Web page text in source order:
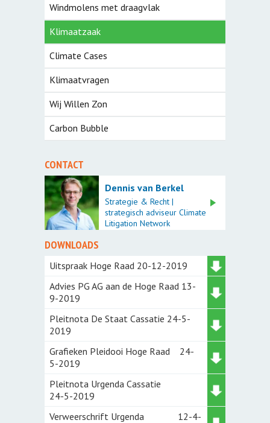
Windmolens met draagvlak
Klimaatzaak
Climate Cases
Klimaatvragen
Wij Willen Zon
Carbon Bubble
CONTACT
Dennis van Berkel
Strategie & Recht |
strategisch adviseur Climate
Litigation Network
DOWNLOADS
Uitspraak Hoge Raad 20-12-2019
Advies PG AG aan de Hoge Raad 13-
9-2019
Pleitnota De Staat Cassatie 24-5-
2019
Grafieken Pleidooi Hoge Raad 24-
5-2019
Pleitnota Urgenda Cassatie
24-5-2019
Verweerschrift Urgenda 12-4-